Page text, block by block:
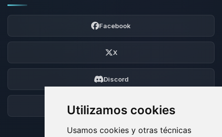
Utilizamos cookies
Usamos cookies y otras técnicas
Facebook
X
Discord
Foro